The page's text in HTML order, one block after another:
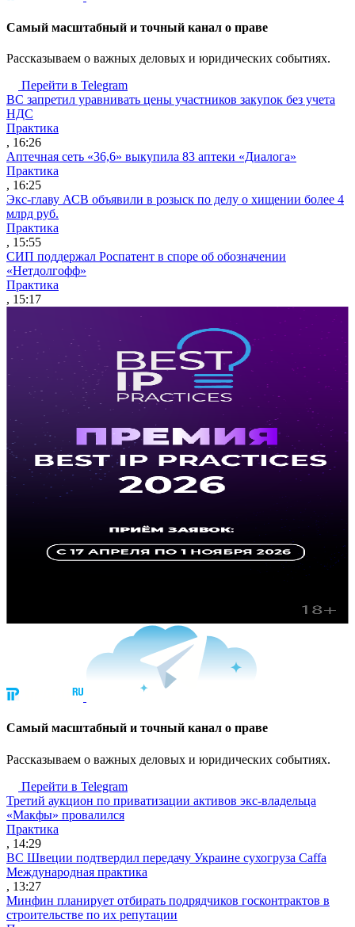
Cамый масштабный и точный канал о праве
Рассказываем о важных деловых и юридических событиях.
Перейти в Telegram
ВС запретил уравнивать цены участников закупок без учета
НДС
Практика
, 16:26
Аптечная сеть «36,6» выкупила 83 аптеки «Диалога»
Практика
, 16:25
Экс-главу АСВ объявили в розыск по делу о хищении более 4
млрд руб.
Практика
, 15:55
СИП поддержал Роспатент в споре об обозначении
«Нетдолгофф»
Практика
, 15:17
Cамый масштабный и точный канал о праве
Рассказываем о важных деловых и юридических событиях.
Перейти в Telegram
Третий аукцион по приватизации активов экс-владельца
«Макфы» провалился
Практика
, 14:29
ВС Швеции подтвердил передачу Украине сухогруза Caffa
Международная практика
, 13:27
Минфин планирует отбирать подрядчиков госконтрактов в
строительстве по их репутации